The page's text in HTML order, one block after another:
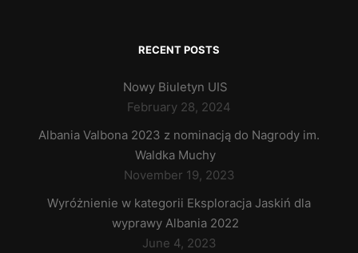
RECENT POSTS
Nowy Biuletyn UIS
February 28, 2024
Albania Valbona 2023 z nominacją do Nagrody im.
Waldka Muchy
November 19, 2023
Wyróżnienie w kategorii Eksploracja Jaskiń dla
wyprawy Albania 2022
June 4, 2023